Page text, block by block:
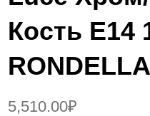
Кость E14
RONDELLA
5,510.00₽